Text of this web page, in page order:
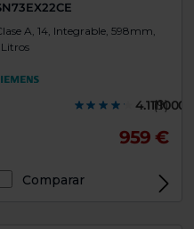
A, 14, Integrable, 598mm,
4.1111000
(9)
959 €
Comparar